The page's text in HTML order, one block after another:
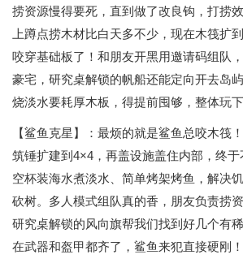
捞资源慢得要死，直到做了改良钩，打捞
上蹲点捞木材比白天多不少，现在木筏扩
咬穿基础板了！和朋友开黑用邀请码组队
豪宅，研究桌解锁的帆船还能定向开去岛
烧淡水要耗厚木板，得提前囤够，整体玩
【鲨鱼克星】：最烦的就是鲨鱼总咬木筏
筑锤扩建到4×4，再盖设施盖住内部，终于
空杯装海水煮淡水、简单烤架烤鱼，解决
砍树。多人模式组队真的香，朋友负责捞
研究桌解锁的风向旗帮我们找到好几个有
在武器和盔甲都齐了，鲨鱼来犯直接硬刚！